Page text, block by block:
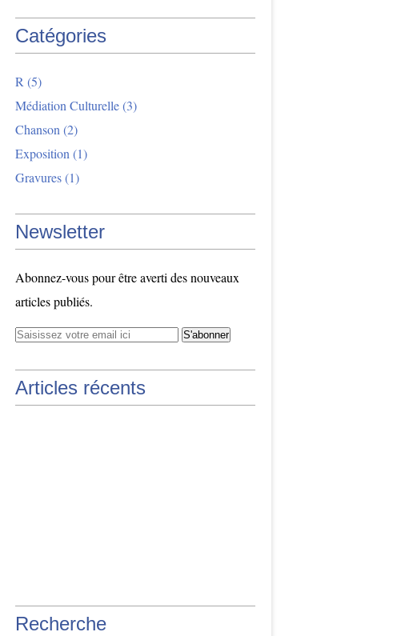
Catégories
R (5)
Médiation Culturelle(3)
Chanson (2)
Exposition (1)
Gravures(1)
Newsletter
Abonnez-vous pour être averti des nouveaux
articles publiés.
Articles récents
Recherche